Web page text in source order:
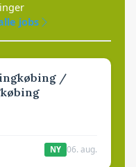
jobs
/
NY 06. aug.